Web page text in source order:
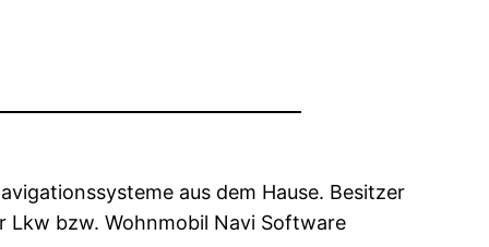
aus dem Hause. Besitzer
Lkw bzw. Wohnmobil Navi Software